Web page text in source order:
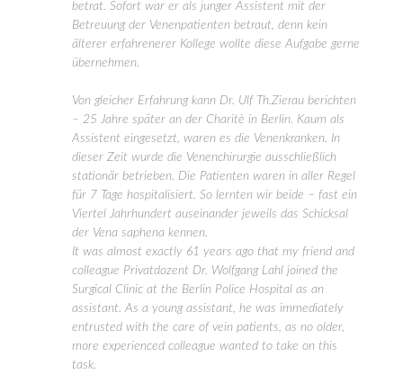
betrat. Sofort war er als junger Assistent mit der
Betreuung der Venenpatienten betraut, denn kein
älterer erfahrenerer Kollege wollte diese Aufgabe gerne
übernehmen.
Von gleicher Erfahrung kann Dr. Ulf Th.Zierau berichten
– 25 Jahre später an der Charitè in Berlin. Kaum als
Assistent eingesetzt, waren es die Venenkranken. In
dieser Zeit wurde die Venenchirurgie ausschließlich
stationär betrieben. Die Patienten waren in aller Regel
für 7 Tage hospitalisiert. So lernten wir beide – fast ein
Viertel Jahrhundert auseinander jeweils das Schicksal
der Vena saphena kennen.
It was almost exactly 61 years ago that my friend and
colleague Privatdozent Dr. Wolfgang Lahl joined the
Surgical Clinic at the Berlin Police Hospital as an
assistant. As a young assistant, he was immediately
entrusted with the care of vein patients, as no older,
more experienced colleague wanted to take on this
task.